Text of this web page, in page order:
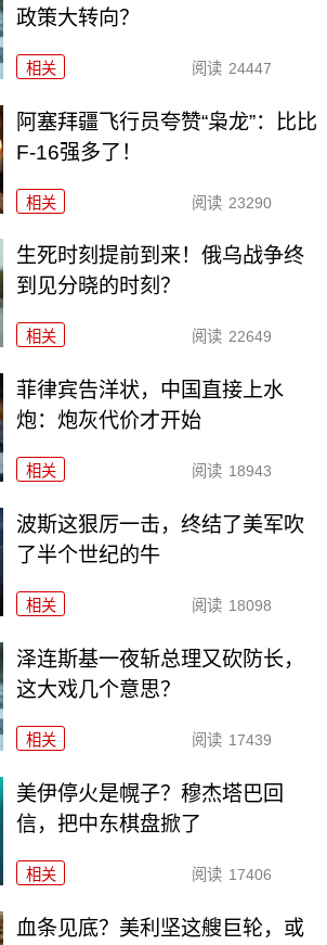
政策大转向？
相关 阅读 24447
阿塞拜疆飞行员夸赞“枭龙”：比比
F-16强多了！
相关 阅读 23290
生死时刻提前到来！俄乌战争终
到见分晓的时刻？
相关 阅读 22649
菲律宾告洋状，中国直接上水
炮：炮灰代价才开始
相关 阅读 18943
波斯这狠厉一击，终结了美军吹
了半个世纪的牛
相关 阅读 18098
泽连斯基一夜斩总理又砍防长，
这大戏几个意思？
相关 阅读 17439
美伊停火是幌子？穆杰塔巴回
信，把中东棋盘掀了
相关 阅读 17406
血条见底？美利坚这艘巨轮，或